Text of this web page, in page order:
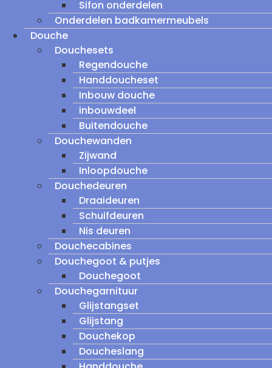
Sifon onderdelen
Onderdelen badkamermeubels
Douche
Douchesets
Regendouche
Handdoucheset
Inbouw douche
inbouwdeel
Buitendouche
Douchewanden
Zijwand
Inloopdouche
Douchedeuren
Draaideuren
Schuifdeuren
Nis deuren
Douchecabines
Douchegoot & putjes
Douchegoot
Douchegarnituur
Glijstangset
Glijstang
Douchekop
Doucheslang